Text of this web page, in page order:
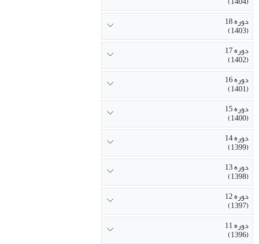
دوره 18
(1403)
دوره 17
(1402)
دوره 16
(1401)
دوره 15
(1400)
دوره 14
(1399)
دوره 13
(1398)
دوره 12
(1397)
دوره 11
(1396)